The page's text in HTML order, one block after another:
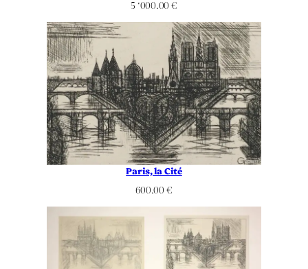
5 ‘000.00 €
Paris, la Cité
600.00 €